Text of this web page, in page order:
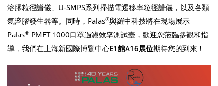
溶膠粒徑譜儀、U-SMPS系列掃描電遷移率粒徑譜儀，以及各類
氣溶膠發生器等。同時，Palas®與羅中科技將在現場展示
Palas® PMFT 1000口罩過濾效率測試臺，歡迎您蒞臨參觀和指
導，我們在上海新國際博覽中心E1館A16展位期待您的到來！